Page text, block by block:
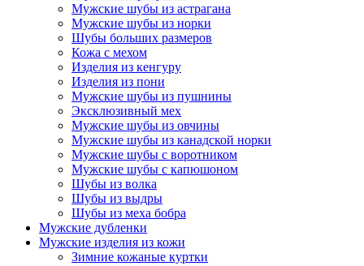
Мужские шубы из астрагана
Мужские шубы из норки
Шубы больших размеров
Кожа с мехом
Изделия из кенгуру
Изделия из пони
Мужские шубы из пушнины
Эксклюзивный мех
Мужские шубы из овчины
Мужские шубы из канадской норки
Мужские шубы с воротником
Мужские шубы с капюшоном
Шубы из волка
Шубы из выдры
Шубы из меха бобра
Мужские дубленки
Мужские изделия из кожи
Зимние кожаные куртки